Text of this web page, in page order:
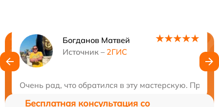
Богданов Матвей
Источник – 2ГИС
Очень рад, что обратился в эту мастерскую.
Нужна консультация?
Бесплатная консультация со